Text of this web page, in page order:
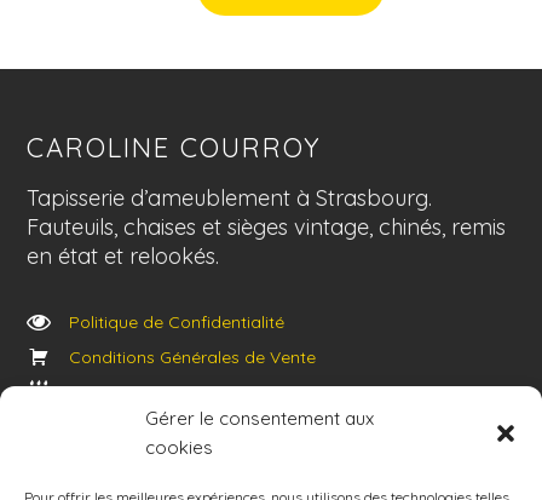
Gérer le consentement aux
cookies
CAROLINE COURROY
Tapisserie d’ameublement à Strasbourg.
Fauteuils, chaises et sièges vintage, chinés, remis
en état et relookés.
Politique de Confidentialité
Conditions Générales de Vente
Politique des cookies
14 rue Jacques Prévert